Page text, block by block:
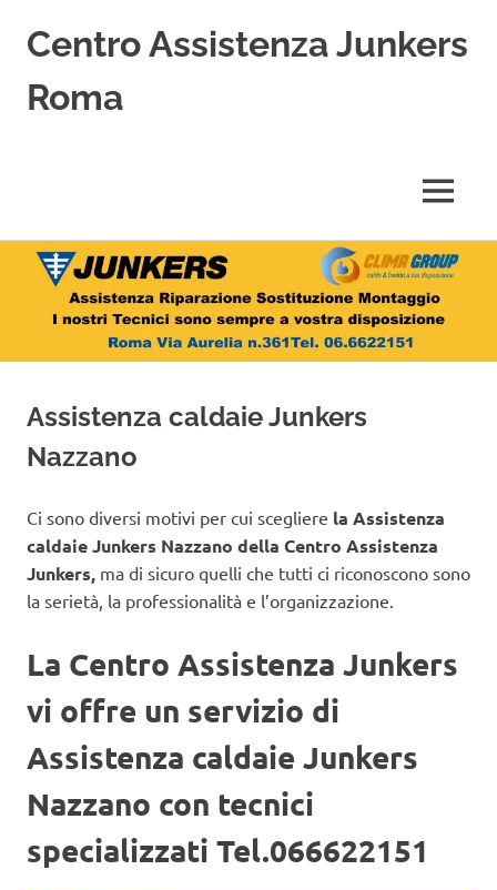
Salta
contenuto
Centro Assistenza Junkers
Roma
Riparazione,
Sostituzione,
Installazione
di
Junkers
Roma
MENU
Assistenza caldaie Junkers
Nazzano
Ci sono diversi motivi per cui scegliere la Assistenza
caldaie Junkers Nazzano della Centro Assistenza
Junkers, ma di sicuro quelli che tutti ci riconoscono sono
la serietà, la professionalità e l’organizzazione.
La Centro Assistenza Junkers
vi offre un servizio di
Assistenza caldaie Junkers
Nazzano con tecnici
specializzati Tel.066622151